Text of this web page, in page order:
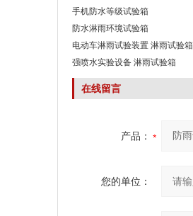
手机防水等级试验箱
防水淋雨环境试验箱
电动车淋雨试验装置 淋雨试验箱
强喷水实验设备 淋雨试验箱
在线留言
产品：
您的单位：